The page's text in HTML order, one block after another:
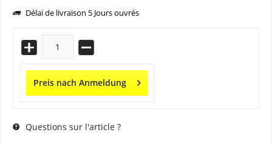
Délai de livraison 5 Jours ouvrés
Preis nach Anmeldung
Questions sur l'article ?